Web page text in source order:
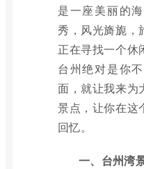
是一座美丽的
秀，风光旖旎，
正在寻找一个休
台州绝对是你
面，就让我来为
景点，让你在这
回忆。
一、台州湾